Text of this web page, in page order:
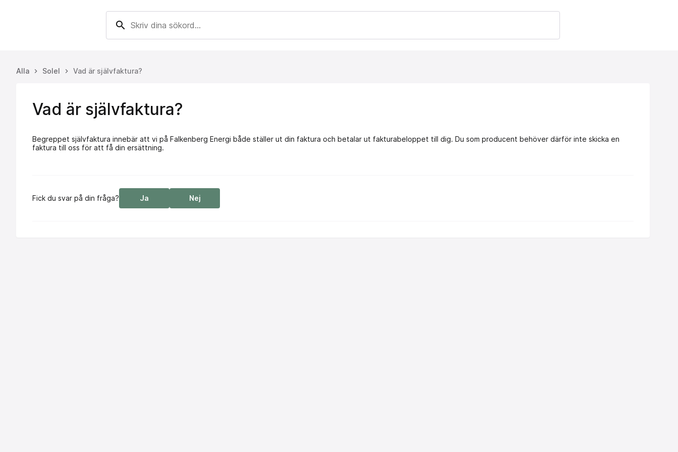
search
Alla keyboard_arrow_right Solel keyboard_arrow_right Vad är självfaktura?
Vad är självfaktura?
Begreppet självfaktura innebär att vi på Falkenberg Energi både ställer ut din faktura och betalar ut fakturabeloppet till dig. Du som producent behöver därför inte skicka en
faktura till oss för att få din ersättning.
Fick du svar på din fråga? Ja Nej